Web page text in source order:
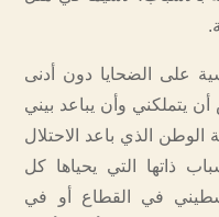
على الضحايا دون أدنى
يتملكني وأن يباعد بيني
الوطن الذي باعد الاحتلال
ذاتها التي يحياها كل
في القطاع أو في